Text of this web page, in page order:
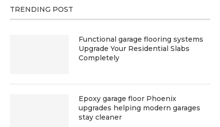
TRENDING POST
Functional garage flooring systems
Upgrade Your Residential Slabs
Completely
Epoxy garage floor Phoenix
upgrades helping modern garages
stay cleaner